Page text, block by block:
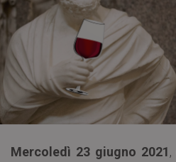
Mercoledì 23 giugno 2021,